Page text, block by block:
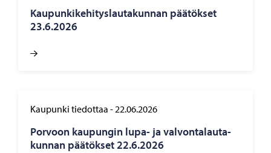
Kau­pun­ki­ke­hi­tys­lau­ta­kun­nan pää­tök­set
23.6.2026
Kaupunki tiedottaa -22.06.2026
Por­voon kau­pun­gin lupa- ja val­von­ta­lau­ta­
kun­nan pää­tök­set 22.6.2026